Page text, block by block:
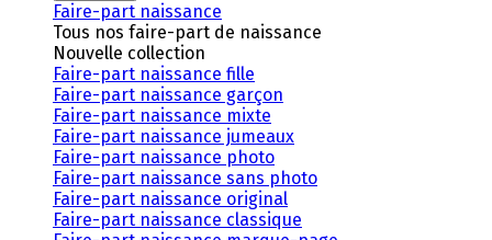
Faire-part naissance
Tous nos faire-part de naissance
Nouvelle collection
Faire-part naissance fille
Faire-part naissance garçon
Faire-part naissance mixte
Faire-part naissance jumeaux
Faire-part naissance photo
Faire-part naissance sans photo
Faire-part naissance original
Faire-part naissance classique